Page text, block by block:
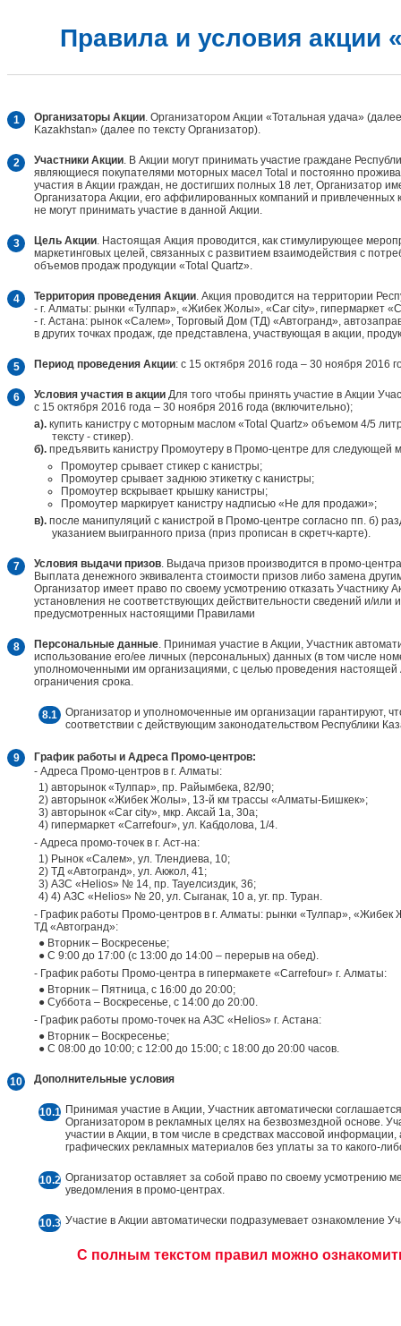
Правила и условия акции
Организаторы Акции. Организатором Акции «Тотальная удача»
Kazakhstan» (далее по тексту Организатор).
Участники Акции. В Акции могут принимать участие граждане
являющиеся покупателями моторных масел Total и постоянно
участия в Акции граждан, не достигших полных 18 лет, Организатор
Организатора Акции, его аффилированных компаний и привлеченных
не могут принимать участие в данной Акции.
Цель Акции. Настоящая Акция проводится, как стимулирующее
маркетинговых целей, связанных с развитием взаимодействия с
объемов продаж продукции «Total Quartz».
Территория проведения Акции. Акция проводится на территории
- г. Алматы: рынки «Тулпар», «Жибек Жолы», «Car city», гипермаркет
- г. Астана: рынок «Салем», Торговый Дом (ТД) «Автогранд»,
в других точках продаж, где представлена, участвующая в акции,
Период проведения Акции: с 15 октября 2016 года – 30 ноября 2016
Условия участия в акции Для того чтобы принять участие в Акции
с 15 октября 2016 года – 30 ноября 2016 года (включительно);
a). купить канистру с моторным маслом «Total Quartz» объемом 4/5
тексту - стикер).
б). предъявить канистру Промоутеру в Промо-центре для следующей
Промоутер срывает стикер с канистры;
Промоутер срывает заднюю этикетку с канистры;
Промоутер вскрывает крышку канистры;
Промоутер маркирует канистру надписью «Не для продажи»;
в). после манипуляций с канистрой в Промо-центре согласно пп. б)
указанием выигранного приза (приз прописан в скретч-карте).
Условия выдачи призов. Выдача призов производится в промо-
Выплата денежного эквивалента стоимости призов либо замена
Организатор имеет право по своему усмотрению отказать Участнику
установления не соответствующих действительности сведений и/
предусмотренных настоящими Правилами
Персональные данные. Принимая участие в Акции, Участник
использование его/ее личных (персональных) данных (в том числе
уполномоченными им организациями, с целью проведения настоящей
ограничения срока.
Организатор и уполномоченные им организации гарантируют,
соответствии с действующим законодательством Республики
График работы и Адреса Промо-центров:
- Адреса Промо-центров в г. Алматы:
1) авторынок «Тулпар», пр. Райымбека, 82/90;
2) авторынок «Жибек Жолы», 13-й км трассы «Алматы-Бишкек»;
3) авторынок «Car city», мкр. Аксай 1а, 30а;
4) гипермаркет «Carrefour», ул. Кабдолова, 1/4.
- Адреса промо-точек в г. Аст-на:
1) Рынок «Салем», ул. Тлендиева, 10;
2) ТД «Автогранд», ул. Акжол, 41;
3) АЗС «Helios» № 14, пр. Тауелсиздик, 36;
4) 4) АЗС «Helios» № 20, ул. Сыганак, 10 а, уг. пр. Туран.
- График работы Промо-центров в г. Алматы: рынки «Тулпар», «Жибек
ТД «Автогранд»:
● Вторник – Воскресенье;
● С 9:00 до 17:00 (с 13:00 до 14:00 – перерыв на обед).
- График работы Промо-центра в гипермакете «Carrefour» г. Алматы:
● Вторник – Пятница, с 16:00 до 20:00;
● Суббота – Воскресенье, с 14:00 до 20:00.
- График работы промо-точек на АЗС «Helios» г. Астана:
● Вторник – Воскресенье;
● С 08:00 до 10:00; с 12:00 до 15:00; с 18:00 до 20:00 часов.
Дополнительные условия
Принимая участие в Акции, Участник автоматически
Организатором в рекламных целях на безвозмездной основе.
участии в Акции, в том числе в средствах массовой
графических рекламных материалов без уплаты за то какого-
Организатор оставляет за собой право по своему усмотрению
уведомления в промо-центрах.
Участие в Акции автоматически подразумевает ознакомление
С полным текстом правил можно